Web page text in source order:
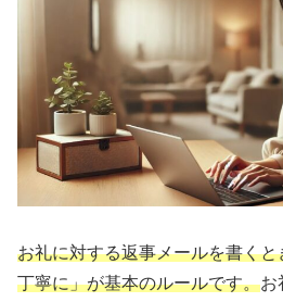
お礼に対する返事メールを書く
丁寧に」が基本のルールです。お